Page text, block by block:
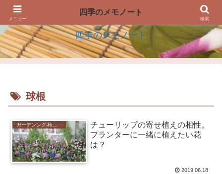
四季の生活を楽しむアイデアのメモノート
四季のメモノート
球根
チューリップの寄せ植えの相性。
プランターに一緒に植えたい花
は？
2019.06.18
メニュー
四季のメモノート
検索